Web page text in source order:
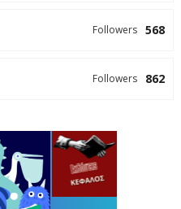
568
Followers
862
Followers